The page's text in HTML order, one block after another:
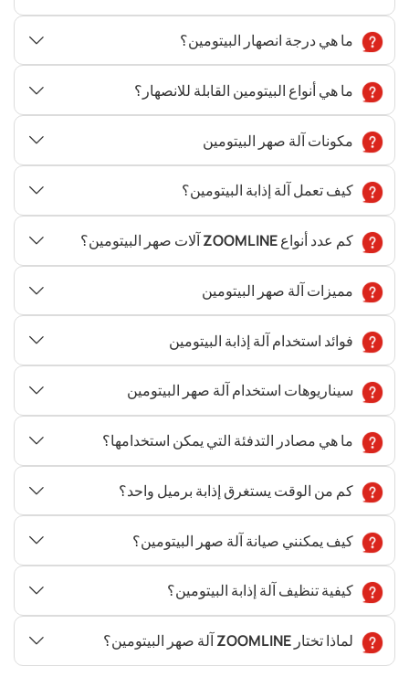
ما هي درجة انصهار البيتومين؟
ما هي أنواع البيتومين القابلة للانصهار؟
مكونات آلة صهر البيتومين
كيف تعمل آلة إذابة البيتومين؟
كم عدد أنواع ZOOMLINE آلات صهر البيتومين؟
مميزات آلة صهر البيتومين
فوائد استخدام آلة إذابة البيتومين
سيناريوهات استخدام آلة صهر البيتومين
ما هي مصادر التدفئة التي يمكن استخدامها؟
كم من الوقت يستغرق إذابة برميل واحد؟
كيف يمكنني صيانة آلة صهر البيتومين؟
كيفية تنظيف آلة إذابة البيتومين؟
لماذا تختار ZOOMLINE آلة صهر البيتومين؟